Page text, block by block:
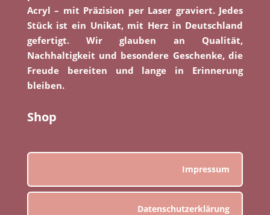
Acryl – mit Präzision per Laser graviert. Jedes
Stück ist ein Unikat, mit Herz in Deutschland
gefertigt. Wir glauben an Qualität,
Nachhaltigkeit und besondere Geschenke, die
Freude bereiten und lange in Erinnerung
bleiben.
Shop
Impressum
Datenschutzerklärung